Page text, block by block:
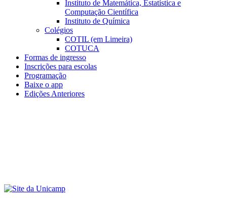
Instituto de Matemática, Estatística e
Computação Científica
Instituto de Química
Colégios
COTIL (em Limeira)
COTUCA
Formas de ingresso
Inscrições para escolas
Programação
Baixe o app
Edições Anteriores